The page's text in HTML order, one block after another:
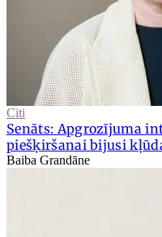
Citi
Senāts: Apgrozījuma
piešķiršanai bijusi
Baiba Grandāne